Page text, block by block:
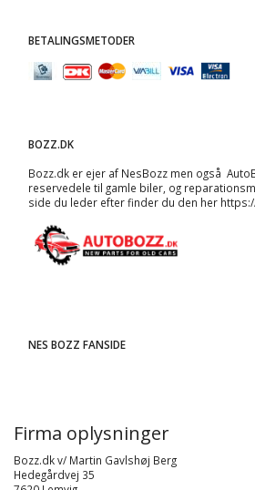
BETALINGSMETODER
BOZZ.DK
Bozz.dk er ejer af NesBozz men også
reservedele til gamle biler, og
side du leder efter finder du den her
NES BOZZ FANSIDE
Firma oplysninger
Bozz.dk v/ Martin Gavlshøj Berg
Hedegårdvej 35